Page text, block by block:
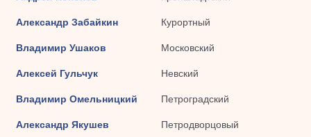
Александр Забайкин Курортный
Владимир Ушаков Московский
Алексей Гульчук Невский
Владимир Омельницкий Петроградский
Александр Якушев Петродворцовый